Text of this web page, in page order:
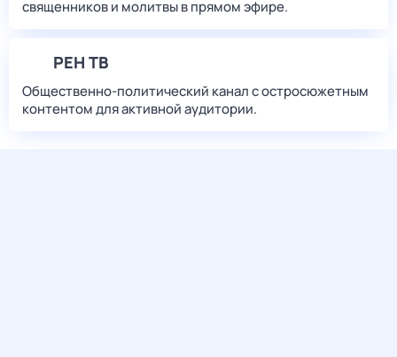
священников и молитвы в прямом эфире.
РЕН ТВ
Общественно-политический канал с остросюжетным
контентом для активной аудитории.